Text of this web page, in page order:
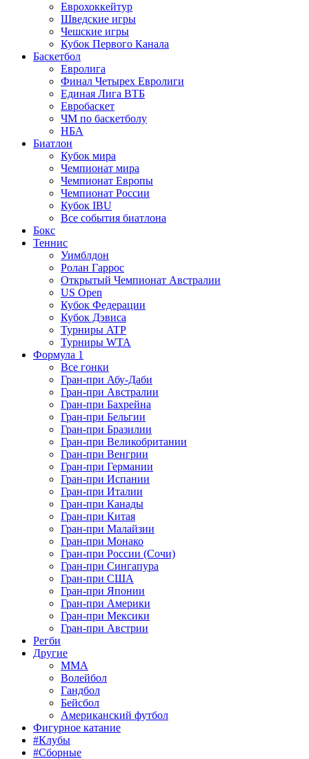
Еврохоккейтур
Шведские игры
Чешские игры
Кубок Первого Канала
Баскетбол
Евролига
Финал Четырех Евролиги
Единая Лига ВТБ
Евробаскет
ЧМ по баскетболу
НБА
Биатлон
Кубок мира
Чемпионат мира
Чемпионат Европы
Чемпионат России
Кубок IBU
Все события биатлона
Бокс
Теннис
Уимблдон
Ролан Гаррос
Открытый Чемпионат Австралии
US Open
Кубок Федерации
Кубок Дэвиса
Турниры ATP
Турниры WTA
Формула 1
Все гонки
Гран-при Абу-Даби
Гран-при Австралии
Гран-при Бахрейна
Гран-при Бельгии
Гран-при Бразилии
Гран-при Великобритании
Гран-при Венгрии
Гран-при Германии
Гран-при Испании
Гран-при Италии
Гран-при Канады
Гран-при Китая
Гран-при Малайзии
Гран-при Монако
Гран-при России (Сочи)
Гран-при Сингапура
Гран-при США
Гран-при Японии
Гран-при Америки
Гран-при Мексики
Гран-при Австрии
Регби
Другие
MMA
Волейбол
Гандбол
Бейсбол
Американский футбол
Фигурное катание
#Клубы
#Сборные